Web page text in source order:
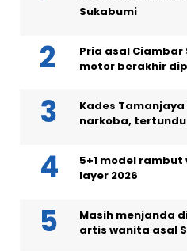
Sukabumi
Pria asal
motor berakhir
Kades
narkoba,
5+1 model
layer 2026
Masih menjanda
artis wanita asal